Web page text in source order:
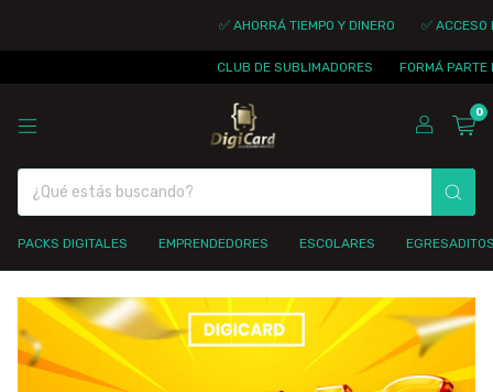
✅ AHORRÁ TIEMPO Y DINERO ✅ ACCESO
CLUB DE SUBLIMADORES FORMÁ PARTE DE LA
0
PACKS DIGITALES EMPRENDEDORES ESCOLARES